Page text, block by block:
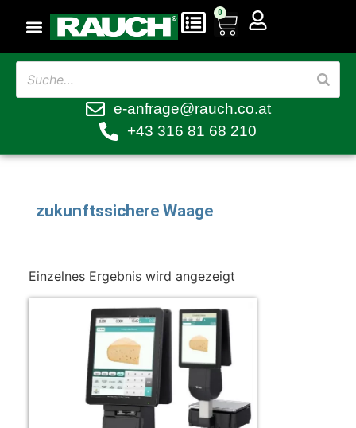
0
e-anfrage@rauch.co.at
+43 316 81 68 210
zukunftssichere Waage
Einzelnes Ergebnis wird angezeigt